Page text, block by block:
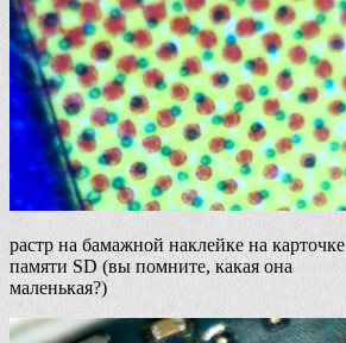
растр на бамажной наклейке на карточке
памяти SD (вы помните, какая она
маленькая?)